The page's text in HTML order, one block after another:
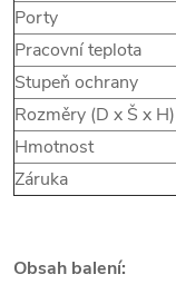
Porty
Pracovní teplota
Stupeň ochrany
Rozměry (D x Š x H)
Hmotnost
Záruka
Obsah balení: